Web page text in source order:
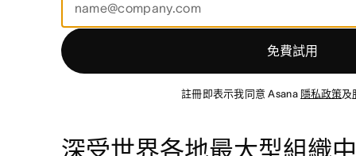
免費試用
註冊即表示我同意 Asana 隱私政策及
深受世界各地最大型組織中